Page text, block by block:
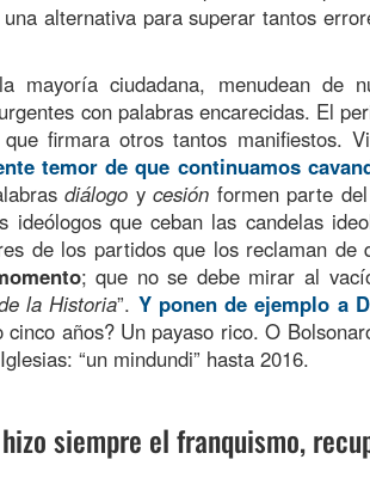
alternativa para superar tantos
mayoría ciudadana, menudean de
con palabras encarecidas. El
firmara otros tantos manifiestos.
temor de que continuamos
diálogo ycesión formen parte
ideólogos que ceban las candelas
de los partidos que los reclaman de
; que no se debe mirar al
la Historia”. Y ponen de ejemplo a
cinco años? Un payaso rico. O
“un mindundi” hasta 2016.
siempre el franquismo,